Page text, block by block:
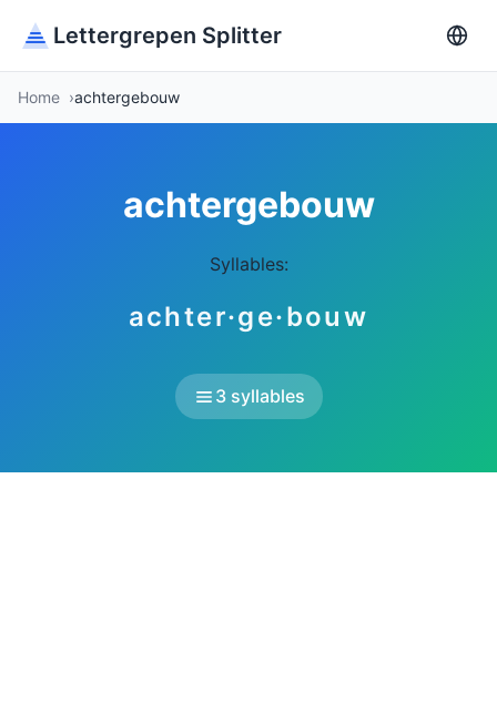
Lettergrepen Splitter
Home achtergebouw
achtergebouw
Syllables:
achter·ge·bouw
3 syllables